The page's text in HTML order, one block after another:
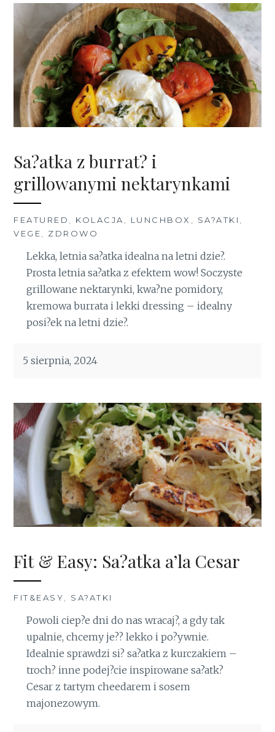
Sa?atka z burrat? i
grillowanymi nektarynkami
FEATURED KOLACJA LUNCHBOX SA?ATKI
VEGE
ZDROWO
Lekka, letnia sa?atka idealna na letni dzie?.
Prosta letnia sa?atka z efektem wow! Soczyste
grillowane nektarynki, kwa?ne pomidory,
kremowa burrata i lekki dressing – idealny
posi?ek na letni dzie?.
5 sierpnia, 2024
Fit & Easy: Sa?atka a’la Cesar
FIT&EASY SA?ATKI
Powoli ciep?e dni do nas wracaj?, a gdy tak
upalnie, chcemy je?? lekko i po?ywnie.
Idealnie sprawdzi si? sa?atka z kurczakiem –
troch? inne podej?cie inspirowane sa?atk?
Cesar z tartym cheedarem i sosem
majonezowym.